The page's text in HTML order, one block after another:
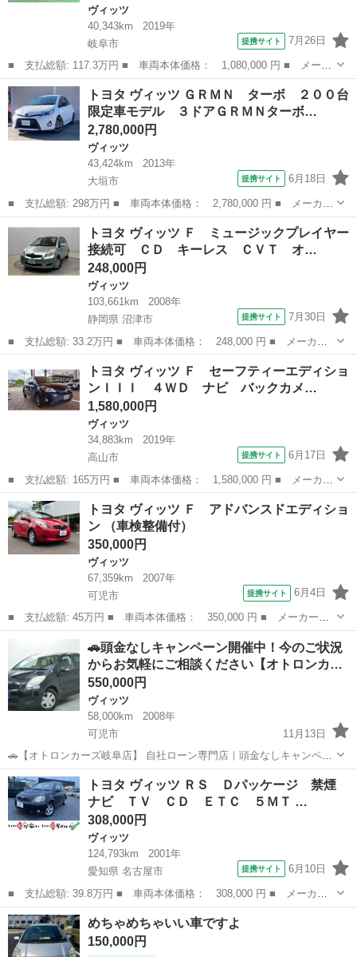
ヴィッツ
40,343km
2019年
岐阜市
提携サイト 7月26日
■ 支払総額: 117.3万円 ■ 車両本体価格： 1,080,000 円 ■ メーカ
ー名： トヨタ ■ 車種名： ヴィッツ ■ グレード名： Ｆセーフ
ティーエディションＩＩＩ ４ＷＤ プリクラッシュセーフティ 社
外ワイド...
岐阜 岐阜市 ヴィッツ
トヨタ ヴィッツ ＧＲＭＮ ターボ ２００台
限定車モデル ３ドアＧＲＭＮターボ…
2,780,000円
ヴィッツ
43,424km
2013年
大垣市
提携サイト 6月18日
■ 支払総額: 298万円 ■ 車両本体価格： 2,780,000 円 ■ メーカー
名： トヨタ ■ 車種名： ヴィッツ ■ グレード名： ＧＲＭＮ
ターボ ２００台限定車モデル ３ドアＧＲＭＮターボ ５速ミッシ
ョン ナビ...
岐阜 大垣市 ヴィッツ
トヨタ ヴィッツ Ｆ ミュージックプレイヤー
接続可 ＣＤ キーレス ＣＶＴ オ…
248,000円
ヴィッツ
103,661km
2008年
静岡県 沼津市
提携サイト 7月30日
■ 支払総額: 33.2万円 ■ 車両本体価格： 248,000 円 ■ メーカー
名： トヨタ ■ 車種名： ヴィッツ ■ グレード名： Ｆ ミュー
ジックプレイヤー接続可 ＣＤ キーレス ＣＶＴ オートマ ■ 排
気量： 1...
ヴィッツ
トヨタ ヴィッツ Ｆ セーフティーエディショ
ンＩＩＩ ４ＷＤ ナビ バックカメ…
1,580,000円
ヴィッツ
34,883km
2019年
高山市
提携サイト 6月17日
■ 支払総額: 165万円 ■ 車両本体価格： 1,580,000 円 ■ メーカー
名： トヨタ ■ 車種名： ヴィッツ ■ グレード名： Ｆ セーフ
ティーエディションＩＩＩ ４ＷＤ ナビ バックカメラ ■ 排気
量： 13...
岐阜 高山市 ヴィッツ
トヨタ ヴィッツ Ｆ アドバンスドエディショ
ン （車検整備付）
350,000円
ヴィッツ
67,359km
2007年
可児市
提携サイト 6月4日
■ 支払総額: 45万円 ■ 車両本体価格： 350,000 円 ■ メーカー
名： トヨタ ■ 車種名： ヴィッツ ■ グレード名： Ｆ アドバ
ンスドエディション ■ 排気量： 1300cc ■ ドア枚数： 5D ■ ミ
ッ...
可児市 ヴィッツ
🚗頭金なしキャンペーン開催中！今のご状況
からお気軽にご相談ください【オトロンカ…
550,000円
ヴィッツ
58,000km
2008年
可児市
11月13日
🚗【オトロンカーズ岐阜店】 自社ローン専門店｜頭金なしキャンペー
ン実施中！ 「車が必要だけど、頭金が用意できない」 「他社でローン
を断られてしまった」 そんな理由であきらめてしまう方が本当に多い
です。 でも...
岐阜 可児市 ヴィッツ
トヨタ ヴィッツ ＲＳ Ｄパッケージ 禁煙
ナビ ＴＶ ＣＤ ＥＴＣ ５ＭＴ …
308,000円
ヴィッツ
124,793km
2001年
愛知県 名古屋市
提携サイト 6月10日
■ 支払総額: 39.8万円 ■ 車両本体価格： 308,000 円 ■ メーカー
名： トヨタ ■ 車種名： ヴィッツ ■ グレード名： ＲＳ Ｄパ
ッケージ 禁煙 ナビ ＴＶ ＣＤ ＥＴＣ ５ＭＴ ■ 排気量：
1300c...
愛知 名古屋市 ヴィッツ
めちゃめちゃいい車ですよ
150,000円